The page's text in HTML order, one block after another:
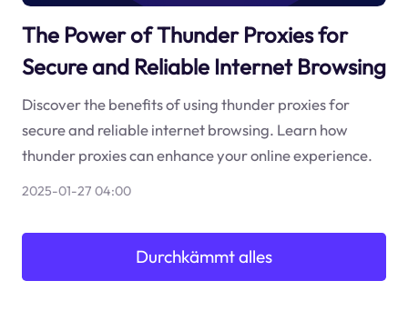
The Power of Thunder Proxies for
Secure and Reliable Internet Browsing
Discover the benefits of using thunder proxies for
secure and reliable internet browsing. Learn how
thunder proxies can enhance your online experience.
2025-01-27 04:00
Durchkämmt alles